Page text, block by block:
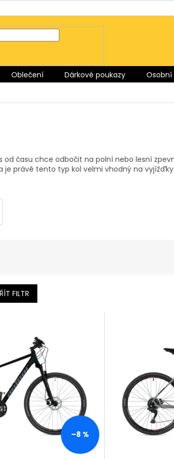
Oblečení Dárkové poukazy Osobní
času chce odbočit na polní nebo lesní
právě tento typ kol velmi vhodný na
FILTR
–8 %